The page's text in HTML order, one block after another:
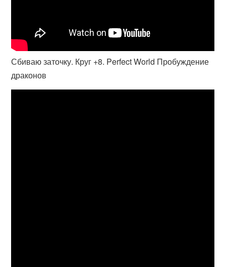
Сбиваю заточку. Круг +8. Perfect World Пробуждение
драконов